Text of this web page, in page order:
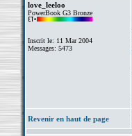
love_leeloo
PowerBook G3 Bronze
Inscrit le: 11 Mar 2004
Messages: 5473
Revenir en haut de page